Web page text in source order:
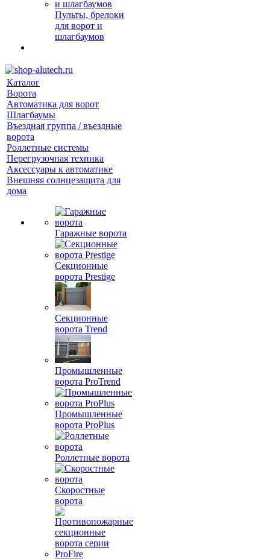
Пульты, брелоки
для ворот и
шлагбаумов
Каталог
Ворота
Автоматика для ворот
Шлагбаумы
Въездная группа / въездные
ворота
Роллетные системы
Перегрузочная техника
Аксессуары к автоматике
Внешняя солнцезащита для
дома
Гаражные ворота
Секционные
ворота Prestige
Секционные
ворота Trend
Промышленные
ворота ProTrend
Промышленные
ворота ProPlus
Роллетные ворота
Скоростные
ворота